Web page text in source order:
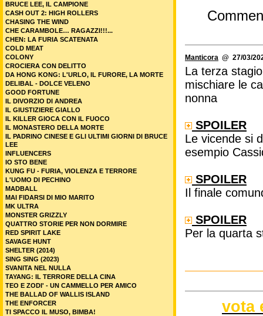
Manticora @ 27/03/
La terza
mischiare le
nonna
SPOILER
Le vicende si
esempio
SPOILER
Il finale
SPOILER
Per la quarta
vota
BRUCE LEE, IL CAMPIONE
CASH OUT 2: HIGH ROLLERS
CHASING THE WIND
CHE CARAMBOLE… RAGAZZI!!!...
CHEN: LA FURIA SCATENATA
COLD MEAT
COLONY
CROCIERA CON DELITTO
DA HONG KONG: L'URLO, IL FURORE, LA MORTE
DELIBAL - DOLCE VELENO
GOOD FORTUNE
IL DIVORZIO DI ANDREA
IL GIUSTIZIERE GIALLO
IL KILLER GIOCA CON IL FUOCO
IL MONASTERO DELLA MORTE
IL PADRINO CINESE E GLI ULTIMI GIORNI DI BRUCE
LEE
INFLUENCERS
IO STO BENE
KUNG FU - FURIA, VIOLENZA E TERRORE
L'UOMO DI PECHINO
MADBALL
MAI FIDARSI DI MIO MARITO
MK ULTRA
MONSTER GRIZZLY
QUATTRO STORIE PER NON DORMIRE
RED SPIRIT LAKE
SAVAGE HUNT
SHELTER (2014)
SING SING (2023)
SVANITA NEL NULLA
TAYANG: IL TERRORE DELLA CINA
TEO E ZODI' - UN CAMMELLO PER AMICO
THE BALLAD OF WALLIS ISLAND
THE ENFORCER
TI SPACCO IL MUSO, BIMBA!